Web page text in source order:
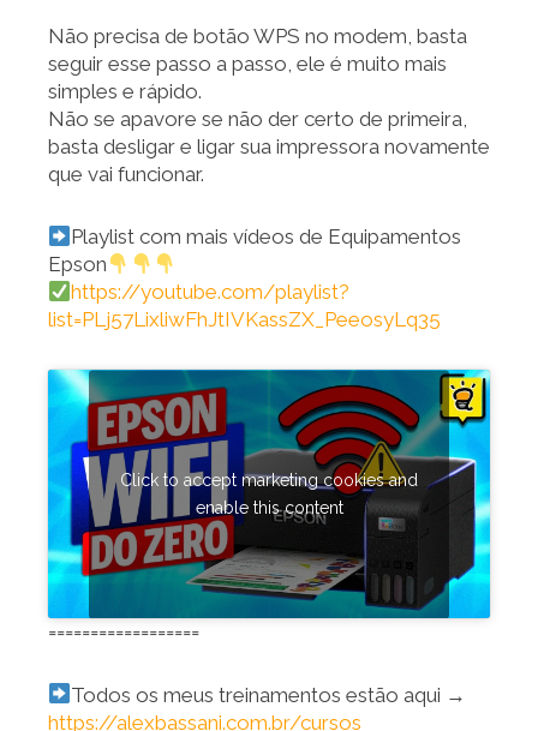
Não precisa de botão WPS no modem, basta
seguir esse passo a passo, ele é muito mais
simples e rápido.
Não se apavore se não der certo de primeira,
basta desligar e ligar sua impressora novamente
que vai funcionar.
Playlist com mais vídeos de Equipamentos
Epson
https://youtube.com/playlist?
list=PLj57LixliwFhJtIVKassZX_PeeosyLq35
Click to accept marketing cookies and
enable this content
==================
Todos os meus treinamentos estão aqui →
https://alexbassani.com.br/cursos